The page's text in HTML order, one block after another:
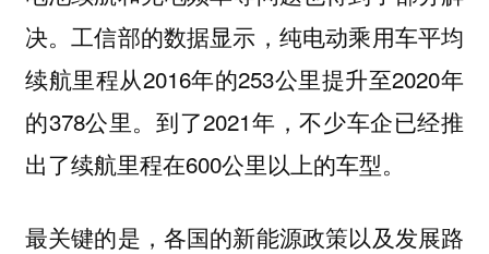
决。工信部的数据显示，纯电动乘用车平均
续航里程从2016年的253公里提升至2020年
的378公里。到了2021年，不少车企已经推
出了续航里程在600公里以上的车型。
最关键的是，各国的新能源政策以及发展路